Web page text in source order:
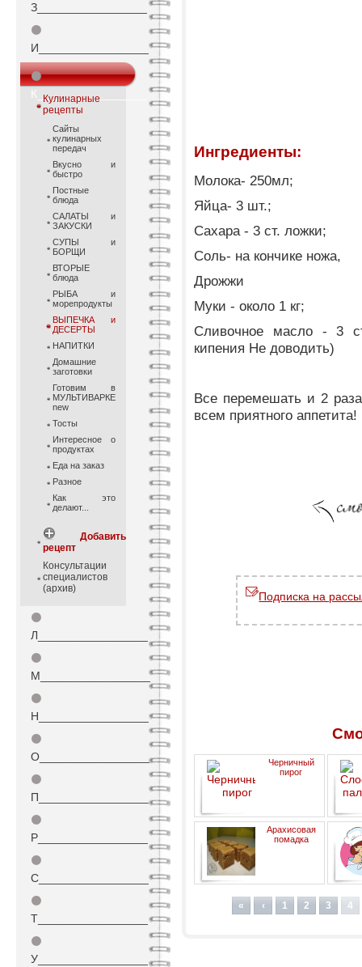
З_________________
⚫
И_________________
⚫
К_________________
Кулинарные
рецепты
Сайты
кулинарных
передач
Вкусно и
быстро
Постные
блюда
САЛАТЫ и
ЗАКУСКИ
СУПЫ и
БОРЩИ
ВТОРЫЕ
блюда
РЫБА и
морепродукты
ВЫПЕЧКА и
ДЕСЕРТЫ
НАПИТКИ
Домашние
заготовки
Готовим в
МУЛЬТИВАРКЕ
new
Тосты
Интересное о
продуктах
Еда на заказ
Разное
Как это
делают...
Добавить
рецепт
Консультации
специалистов
(архив)
⚫
Л_________________
⚫
М_________________
⚫
Н_________________
⚫
О_________________
⚫
П_________________
⚫
Р_________________
⚫
С_________________
⚫
Т_________________
⚫
У_________________
Ингредиенты:
Молока- 250мл;
Яйца- 3 шт.;
Сахара - 3 ст. ложки;
Соль- на кончике ножа,
Дрожжи
Муки - около 1 кг;
Сливочное масло - 3
кипения Не доводить)
Все перемешать и 2
всем приятного аппетита!
Подписка на
Черничный
пирог
Арахисовая
помадка
« ‹ 1 2 3 4